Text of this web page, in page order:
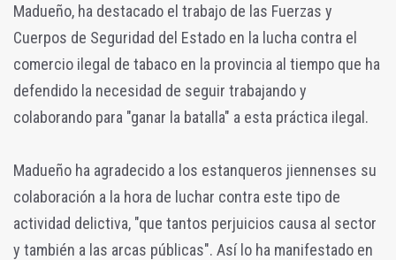
Madueño, ha destacado el trabajo de las Fuerzas y
Cuerpos de Seguridad del Estado en la lucha contra el
comercio ilegal de tabaco en la provincia al tiempo que ha
defendido la necesidad de seguir trabajando y
colaborando para "ganar la batalla" a esta práctica ilegal.
Madueño ha agradecido a los estanqueros jiennenses su
colaboración a la hora de luchar contra este tipo de
actividad delictiva, "que tantos perjuicios causa al sector
y también a las arcas públicas". Así lo ha manifestado en